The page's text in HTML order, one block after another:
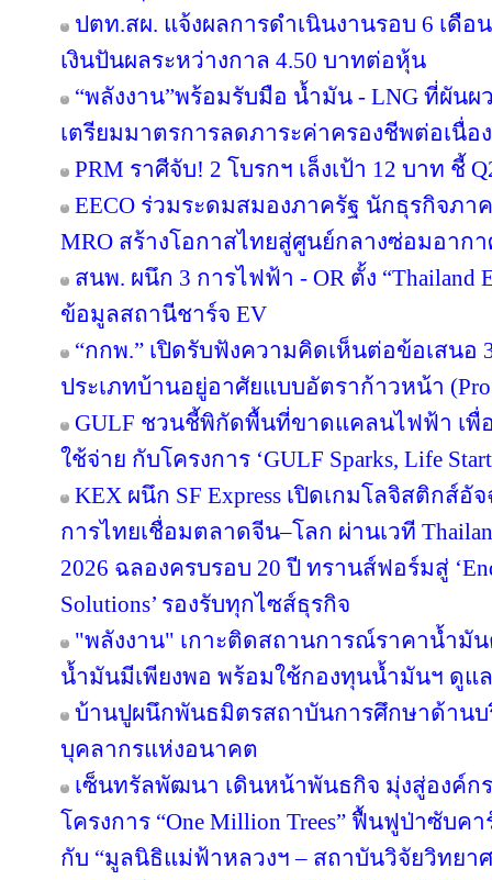
ปตท.สผ. แจ้งผลการดำเนินงานรอบ 6 เดือ
เงินปันผลระหว่างกาล 4.50 บาทต่อหุ้น
“พลังงาน”พร้อมรับมือ น้ำมัน - LNG ที่ผันผ
เตรียมมาตรการลดภาระค่าครองชีพต่อเนื่อง
PRM ราศีจับ! 2 โบรกฯ เล็งเป้า 12 บาท ชี้
EECO ร่วมระดมสมองภาครัฐ นักธุรกิจภ
MRO สร้างโอกาสไทยสู่ศูนย์กลางซ่อมอาก
สนพ. ผนึก 3 การไฟฟ้า - OR ตั้ง “Thailand
ข้อมูลสถานีชาร์จ EV
“กกพ.” เปิดรับฟังความคิดเห็นต่อข้อเสน
ประเภทบ้านอยู่อาศัยแบบอัตราก้าวหน้า
GULF ชวนชี้พิกัดพื้นที่ขาดแคลนไฟฟ้า เพื่
ใช้จ่าย กับโครงการ ‘GULF Sparks, Life
KEX ผนึก SF Express เปิดเกมโลจิสติกส์
การไทยเชื่อมตลาดจีน–โลก ผ่านเวที
2026 ฉลองครบรอบ 20 ปี ทรานส์ฟอร์มสู่
Solutions’ รองรับทุกไซส์ธุรกิจ
"พลังงาน" เกาะติดสถานการณ์ราคาน้ำมั
น้ำมันมีเพียงพอ พร้อมใช้กองทุนน้ำมันฯ ดูแ
บ้านปูผนึกพันธมิตรสถาบันการศึกษาด้าน
บุคลากรแห่งอนาคต
เซ็นทรัลพัฒนา เดินหน้าพันธกิจ มุ่งสู่องค์กร
โครงการ “One Million Trees” ฟื้นฟูป่าซับค
กับ “มูลนิธิแม่ฟ้าหลวงฯ – สถาบันวิจัยวิทยา